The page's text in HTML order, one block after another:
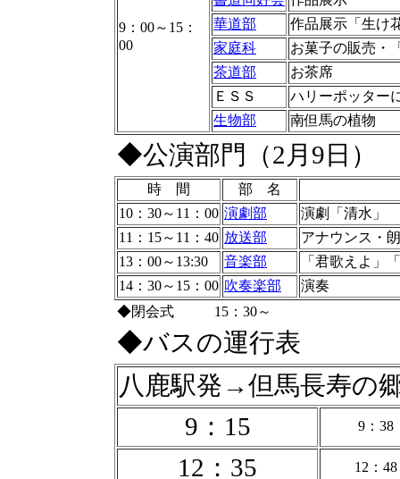
9：00～15：
00
華道部
作品展示「生け
家庭科
お菓子の販売
茶道部
お茶席
ＥＳＳ
ハリーポッター
生物部
南但馬の植物
◆公演部門（2月9日）
時 間
部 名
10：30～11：00 演劇部
演劇「清水」
11：15～11：40 放送部
アナウンス・
13：00～13:30
音楽部
「君歌えよ」
14：30～15：00 吹奏楽部
演奏
◆閉会式
15：30～
◆バスの運行表
八鹿駅発→但馬長寿の
9：15
9：38
12：35 12：48